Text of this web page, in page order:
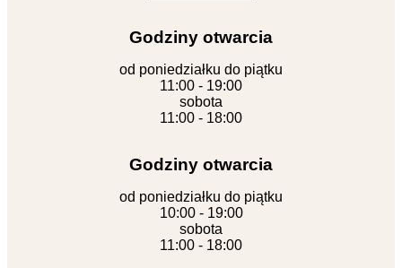
Godziny otwarcia
od poniedziałku do piątku
11:00 - 19:00
sobota
11:00 - 18:00
Godziny otwarcia
od poniedziałku do piątku
10:00 - 19:00
sobota
11:00 - 18:00